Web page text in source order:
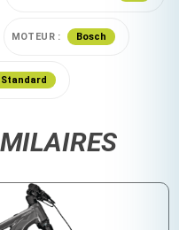
MOTEUR : Bosch
Standard